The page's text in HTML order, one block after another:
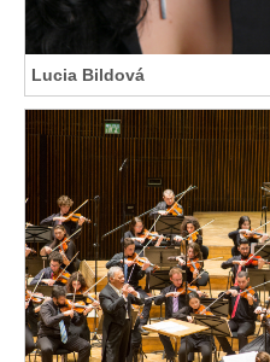
Lucia Bildová